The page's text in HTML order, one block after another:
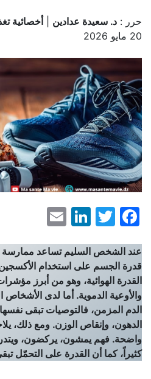
حرر : د. سعيدة عدادين |أخصائية
20 مايو 2026
Facebook
Twitter
LinkedIn
عند الشخص السليم تساعد ممارسة
قدرة الجسم على استخدام
القدرة الهوائية، وهو من أبرز
والأوعية الدموية. أما لدى
الدم المزمن، فالتوصيات تبقى
الدهون، وإنقاص الوزن. ومع ذلك،
واضحة. فهم يمشون، يركضون،
كثيراً، كما أن القدرة على التحمّل